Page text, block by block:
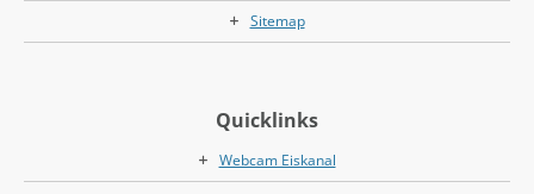
Sitemap
Quicklinks
Webcam Eiskanal